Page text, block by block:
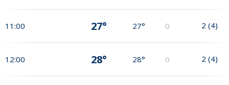
11:00 27° 27° 0 2 (4)
12:00 28° 28° 0 2 (4)